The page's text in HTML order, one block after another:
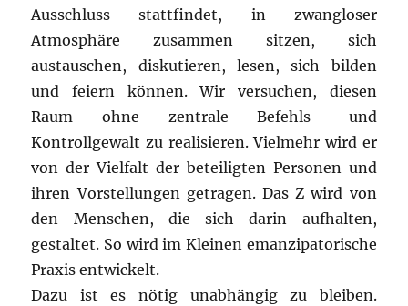
Ausschluss stattfindet, in zwangloser
Atmosphäre zusammen sitzen, sich
austauschen, diskutieren, lesen, sich bilden
und feiern können. Wir versuchen, diesen
Raum ohne zentrale Befehls- und
Kontrollgewalt zu realisieren. Vielmehr wird er
von der Vielfalt der beteiligten Personen und
ihren Vorstellungen getragen. Das Z wird von
den Menschen, die sich darin aufhalten,
gestaltet. So wird im Kleinen emanzipatorische
Praxis entwickelt.
Dazu ist es nötig unabhängig zu bleiben.